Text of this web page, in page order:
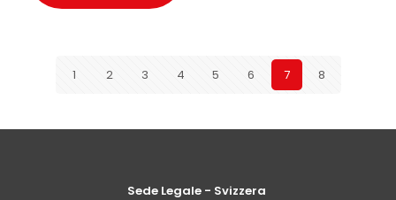
1 2 3 4 5 6 7 8
Sede Legale - Svizzera